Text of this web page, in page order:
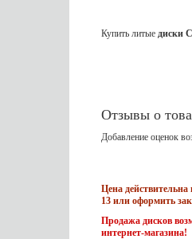
Купить литые диски
Отзывы о
Добавление оценок
Цена действительна
13 или оформить
Продажа дисков
интернет-магазина!